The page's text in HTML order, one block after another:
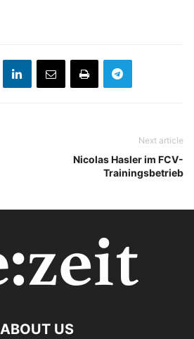
Next article
Nicolas Hasler im FCV-
Trainingsbetrieb
ABOUT US